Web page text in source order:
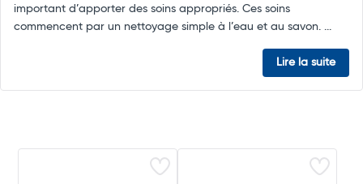
important d’apporter des soins appropriés. Ces soins
commencent par un nettoyage simple à l’eau et au savon. ...
Lire la suite